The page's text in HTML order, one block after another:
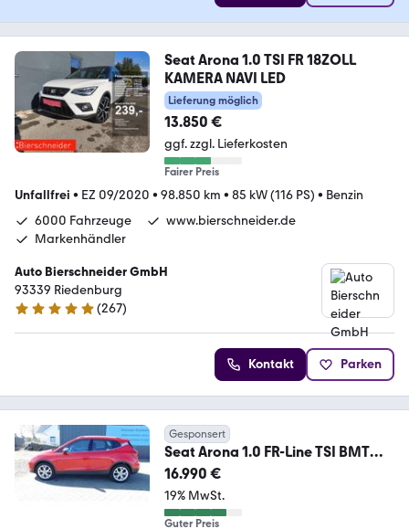
Seat Arona 1.0 TSI FR 18ZOLL
KAMERA NAVI LED
Lieferung möglich
13.850 €
ggf. zzgl. Lieferkosten
Fairer Preis
Unfallfrei • EZ 09/2020 • 98.850 km • 85 kW (116 PS) • Benzin
6000 Fahrzeuge
www.bierschneider.de
Markenhändler
Auto Bierschneider GmbH
93339 Riedenburg
5 Sterne
(267)
Kontakt Parken
Gesponsert
Seat Arona 1.0 FR-Line TSI BMT
Navi Klima Alu
16.990 €
19% MwSt.
Guter Preis